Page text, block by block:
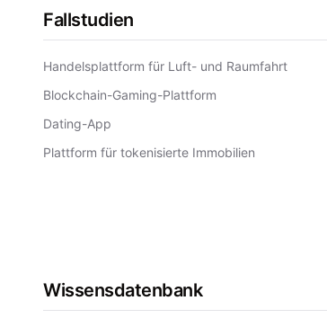
Fallstudien
Handelsplattform für Luft- und Raumfahrt
Blockchain-Gaming-Plattform
Dating-App
Plattform für tokenisierte Immobilien
Wissensdatenbank